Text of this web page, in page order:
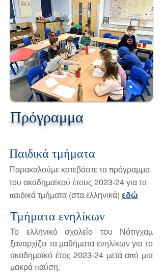
Πρόγραμμα
Παιδικά τμήματα
Παρακαλούμε κατεβάστε το πρόγραμμα
του ακαδημαϊκού έτους 2023-24 για τα
παιδικά τμήματα (στα ελληνικά) εδώ
Τμήματα ενηλίκων
Το ελληνικό σχολείο του Νότιγχαμ
ξαναρχίζει τα μαθήματα ενηλίκων για το
ακαδημαϊκό έτος 2023-24 μετά από μια
μακρά παύση.